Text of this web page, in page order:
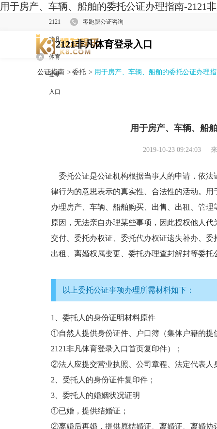
用于房产、车辆、船舶的委托公证办理指南-2121
2121
非凡
体育
登录
入口
零跑腿公证咨询
2121非凡体育登录入口
公证指南 > 委托 > 用于房产、车辆、船舶的委托公证办理
用于房产、车辆、船
2019-10-23 09:24:03
委托公证是公证机构根据当事人的申请，依法
律行为的意思表示的真实性、合法性的活动。
办理房产、车辆、船舶购买、出售、出租、管
原因，无法亲自办理某些事项，因此授权他人
交付、委托办权证、委托代办权证遗失补办、
出租、离婚权属变更、委托办理查封解封等委托
以上委托公证事项办理所需材料如下：
1、委托人的身份证明材料原件
①自然人提供身份证件、户口簿（集体户籍的提
2121非凡体育登录入口首页复印件）；
②法人应提交营业执照、公司章程、法定代表人
2、受托人的身份证件复印件；
3、委托人的婚姻状况证明
①已婚，提供结婚证；
②离婚后再婚，提供原结婚证、离婚证、离婚协